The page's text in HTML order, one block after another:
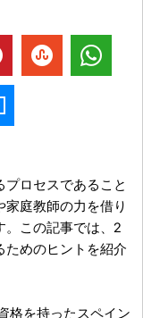
ロセスであること
庭教師の力を借り
。この記事では、2
ためのヒントを紹介
格を持ったスペイン